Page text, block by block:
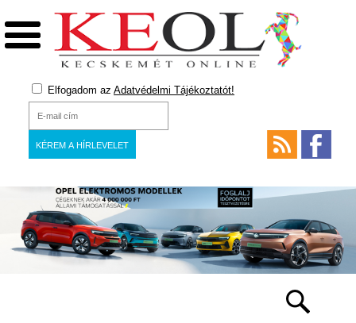
Elfogadom az Adatvédelmi Tájékoztatót!